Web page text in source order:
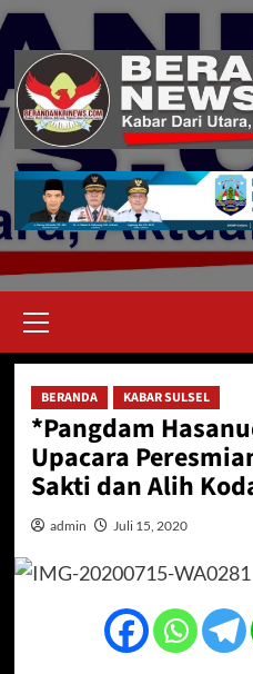
Skip
content
Menu
BERANDA KABAR SULSEL
*Pangdam
Upacara
Sakti dan Alih
admin Juli 15, 2020